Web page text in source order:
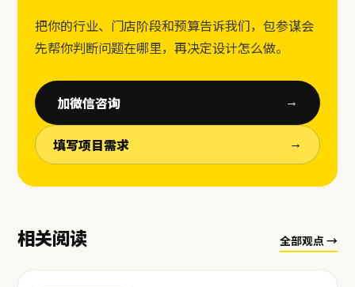
把你的行业、门店阶段和预算告诉我们，包参谋会
先帮你判断问题在哪里，再决定设计怎么做。
加微信咨询 →
填写项目需求 →
相关阅读 全部观点 →